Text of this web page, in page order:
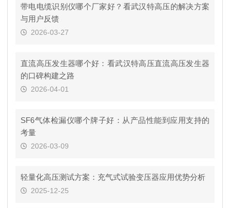
带电电缆识别仪哪个厂家好？看武汉特高压的解决方案
与用户反馈
2026-03-27
直流高压发生器哪个好：看武汉特高压直流高压发生器
的口碑构建之路
2026-04-01
SF6气体检漏仪哪个牌子好：从产品性能到应用支持的
考量
2026-03-09
轻量化高压测试方案：充气式试验变压器应用优势分析
2025-12-25